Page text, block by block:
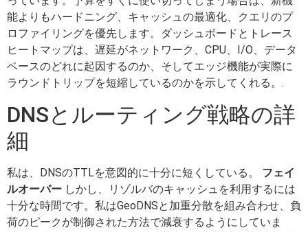
能よりもハードニング、キャッシュの最適化、クエリのプ
ロファイリングを優先します。ダッシュボードとトレース
ヒートマップは、遅延がネットワーク、CPU、I/O、データ
ベースのどれに起因するのか、そしてエッジ機能が実際に
ラウンドトリップを短縮しているのかを示してくれる。.
DNSとルーティング戦略の詳
細
私は、DNSのTTLを意図的に十分に短くしている。 フェイ
ルオーバー しかし、リゾルバのキャッシュを利用するには
十分な時間です。私はGeoDNSと加重分散を組み合わせ、負
荷のピークが制御された方法で減衰するようにしていま